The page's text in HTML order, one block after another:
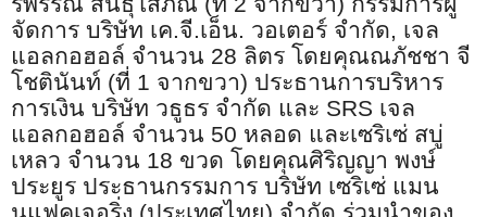
จัดการ บริษัท เค.จี.เอ็น. วอเตอร์ จำกัด, เจล
แอลกอฮอล์ จำนวน 28 ลิตร โดยคุณณภัชชา จี
โชตินันท์ (ที่ 1 จากขวา) ประธานการบริหาร
การเงิน บริษัท วธูธร จำกัด และ SRS เจล
แอลกอฮอล์ จำนวน 50 หลอด และเซริเซ่ สบู่
เหลว จำนวน 18 ขวด โดยคุณศิริญญา พงษ์
ประยูร ประธานกรรมการ บริษัท เซริเซ่ แมน